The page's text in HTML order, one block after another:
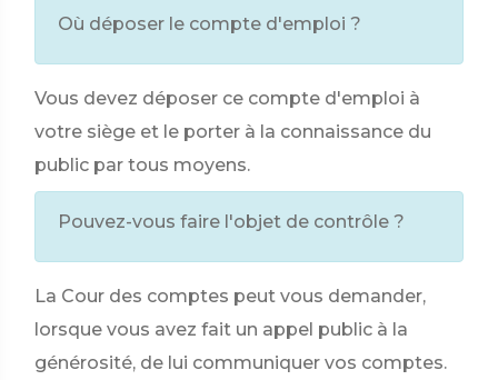
Où déposer le compte d'emploi ?
Vous devez déposer ce compte d'emploi à
votre siège et le porter à la connaissance du
public par tous moyens.
Pouvez-vous faire l'objet de contrôle ?
La Cour des comptes peut vous demander,
lorsque vous avez fait un appel public à la
générosité, de lui communiquer vos comptes.